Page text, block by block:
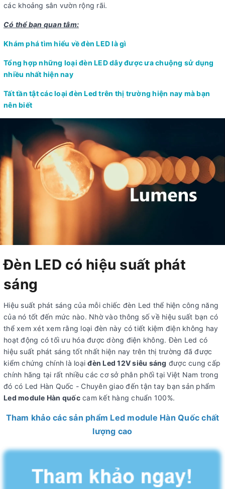
các khoảng sân vườn rộng rãi.
Có thể bạn quan tâm:
Khám phá tìm hiểu về đèn LED là gì
Tổng hợp những loại đèn LED dây được ưa chuộng sử dụng
nhiều nhất hiện nay
Tất tần tật các loại đèn Led trên thị trường hiện nay mà bạn
nên biết
Đèn LED có hiệu suất phát
sáng
Hiệu suất phát sáng của mỗi chiếc đèn Led thể hiện công năng
của nó tốt đến mức nào. Nhờ vào thông số về hiệu suất bạn có
thể xem xét xem rằng loại đèn này có tiết kiệm điện không hay
hoạt động có tối ưu hóa được dòng điện không. Đèn Led có
hiệu suất phát sáng tốt nhất hiện nay trên thị trường đã được
kiểm chứng chính là loạiđèn Led 12V siêu sáng được cung cấp
chính hãng tại rất nhiều các cơ sở phân phối tại Việt Nam trong
đó có Led Hàn Quốc - Chuyên giao đến tận tay bạn sản phẩm
Led module Hàn quốccam kết hàng chuẩn 100%.
Tham khảo các sản phẩm Led module Hàn Quốc chất
lượng cao